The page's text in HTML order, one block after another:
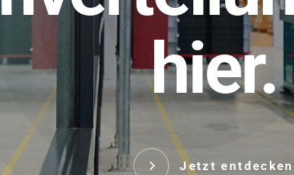
hier.
Jetzt entdecken
System. Robust im Alltag,
im Ausbau.
Das
robust,